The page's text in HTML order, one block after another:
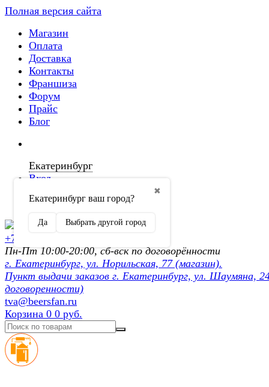
Полная версия сайта
Магазин
Оплата
Доставка
Контакты
Франшиза
Форум
Прайс
Блог
Екатеринбург
✖
Екатеринбург ваш город?
Да Выбрать другой город
Вход
Регистрация
+7 (902) 872-54-70
Пн-Пт 10:00-20:00, сб-вск по договорённости
г. Екатеринбург, ул. Норильская, 77 (магазин).
Пункт выдачи заказов г. Екатеринбург, ул. Шаумяна,
договоренности)
tva@beersfan.ru
Корзина 0 0 руб.